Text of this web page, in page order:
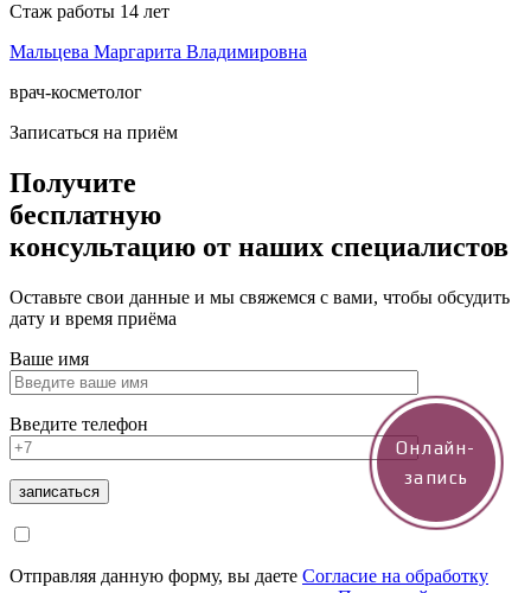
Стаж работы 14 лет
Мальцева Маргарита Владимировна
врач-косметолог
Записаться на приём
Получите
бесплатную
консультацию от наших специалистов
Оставьте свои данные и мы свяжемся с вами, чтобы обсудить
дату и время приёма
Ваше имя
Введите телефон
Отправляя данную форму, вы даете Согласие на обработку
Онлайн-
запись